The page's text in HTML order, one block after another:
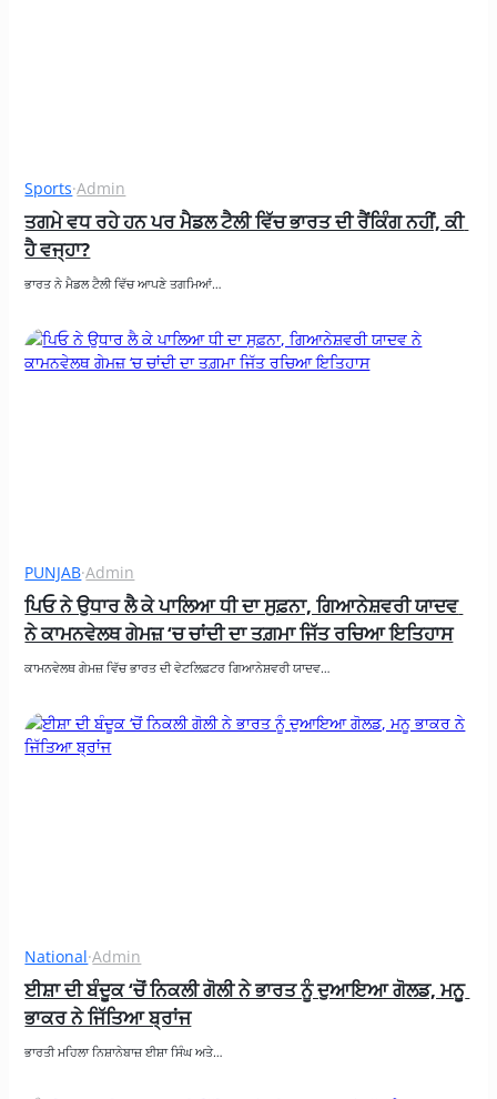
Sports·Admin
ਤਗਮੇ ਵਧ ਰਹੇ ਹਨ ਪਰ ਮੈਡਲ ਟੈਲੀ ਵਿੱਚ ਭਾਰਤ ਦੀ ਰੈਂਕਿੰਗ ਨਹੀਂ, ਕੀ
ਹੈ ਵਜ੍ਹਾ?
ਭਾਰਤ ਨੇ ਮੈਡਲ ਟੈਲੀ ਵਿੱਚ ਆਪਣੇ ਤਗਮਿਆਂ…
PUNJAB·Admin
ਪਿਓ ਨੇ ਉਧਾਰ ਲੈ ਕੇ ਪਾਲਿਆ ਧੀ ਦਾ ਸੁਫ਼ਨਾ, ਗਿਆਨੇਸ਼ਵਰੀ ਯਾਦਵ
ਨੇ ਕਾਮਨਵੇਲਥ ਗੇਮਜ਼ ‘ਚ ਚਾਂਦੀ ਦਾ ਤਗ਼ਮਾ ਜਿੱਤ ਰਚਿਆ ਇਤਿਹਾਸ
ਕਾਮਨਵੇਲਥ ਗੇਮਜ਼ ਵਿੱਚ ਭਾਰਤ ਦੀ ਵੇਟਲਿਫ਼ਟਰ ਗਿਆਨੇਸ਼ਵਰੀ ਯਾਦਵ…
National·Admin
ਈਸ਼ਾ ਦੀ ਬੰਦੂਕ ‘ਚੋਂ ਨਿਕਲੀ ਗੋਲੀ ਨੇ ਭਾਰਤ ਨੂੰ ਦੁਆਇਆ ਗੋਲਡ, ਮਨੂ
ਭਾਕਰ ਨੇ ਜਿੱਤਿਆ ਬ੍ਰਾਂਜ
ਭਾਰਤੀ ਮਹਿਲਾ ਨਿਸ਼ਾਨੇਬਾਜ਼ ਈਸ਼ਾ ਸਿੰਘ ਅਤੇ…